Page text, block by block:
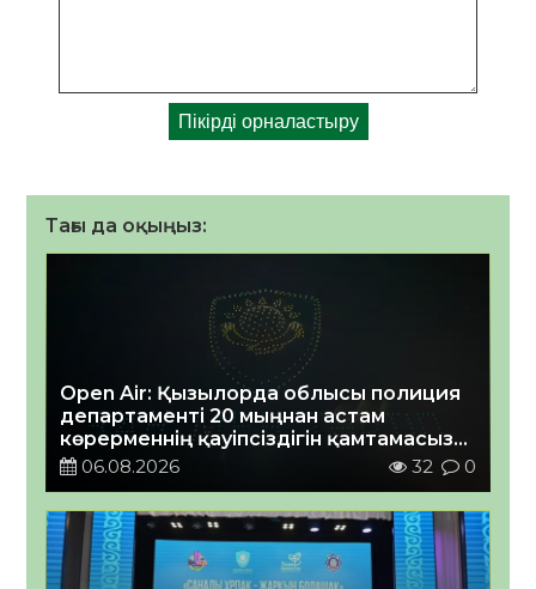
Тағы да оқыңыз:
Open Air: Қызылорда облысы полиция
департаменті 20 мыңнан астам
көрерменнің қауіпсіздігін қамтамасыз
етті06.08.2026 32 0